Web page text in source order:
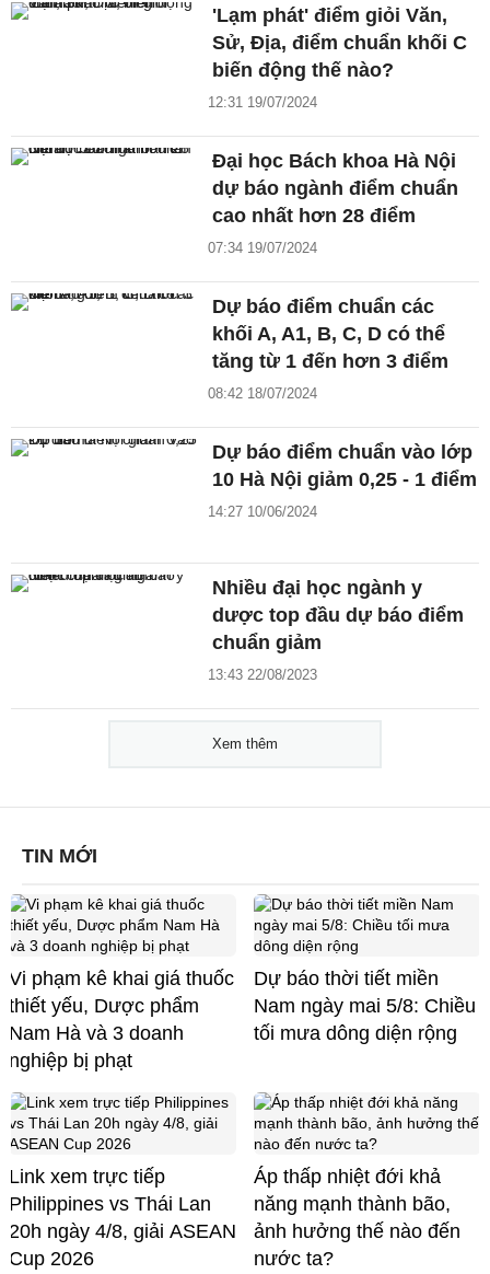
'Lạm phát' điểm giỏi Văn,
Sử, Địa, điểm chuẩn khối C
biến động thế nào?
12:31 19/07/2024
Đại học Bách khoa Hà Nội
dự báo ngành điểm chuẩn
cao nhất hơn 28 điểm
07:34 19/07/2024
Dự báo điểm chuẩn các
khối A, A1, B, C, D có thể
tăng từ 1 đến hơn 3 điểm
08:42 18/07/2024
Dự báo điểm chuẩn vào lớp
10 Hà Nội giảm 0,25 - 1 điểm
14:27 10/06/2024
Nhiều đại học ngành y
dược top đầu dự báo điểm
chuẩn giảm
13:43 22/08/2023
Xem thêm
TIN MỚI
Vi phạm kê khai giá thuốc
thiết yếu, Dược phẩm
Nam Hà và 3 doanh
nghiệp bị phạt
Dự báo thời tiết miền
Nam ngày mai 5/8: Chiều
tối mưa dông diện rộng
Link xem trực tiếp
Philippines vs Thái Lan
20h ngày 4/8, giải ASEAN
Cup 2026
Áp thấp nhiệt đới khả
năng mạnh thành bão,
ảnh hưởng thế nào đến
nước ta?